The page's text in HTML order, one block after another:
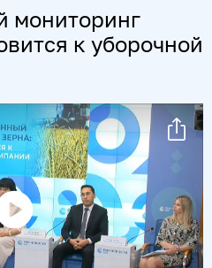
мониторинг
к уборочной
Воспроизвести